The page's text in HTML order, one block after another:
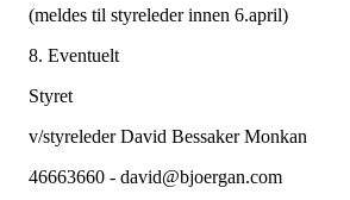
(meldes til styreleder innen 6.april)
8. Eventuelt
Styret
v/styreleder David Bessaker Monkan
46663660 - david@bjoergan.com